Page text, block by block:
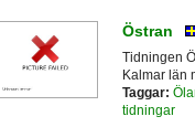
Östran
Tidningen
Kalmar län
Taggar:
tidningar